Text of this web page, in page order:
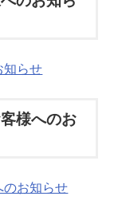
知らせ
様へのお
のお知らせ